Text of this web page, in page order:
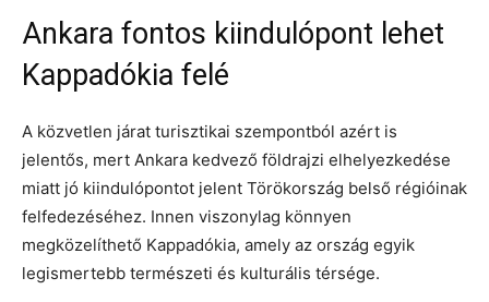
Ankara fontos kiindulópont lehet
Kappadókia felé
A közvetlen járat turisztikai szempontból azért is
jelentős, mert Ankara kedvező földrajzi elhelyezkedése
miatt jó kiindulópontot jelent Törökország belső régióinak
felfedezéséhez. Innen viszonylag könnyen
megközelíthető Kappadókia, amely az ország egyik
legismertebb természeti és kulturális térsége.